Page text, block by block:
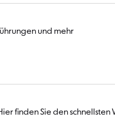
und mehr
finden Sie den